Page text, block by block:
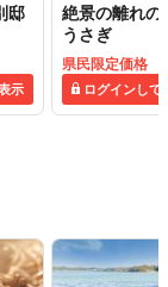
邸
示
絶景の離れ
うさぎ
県民限定価格
ログインして